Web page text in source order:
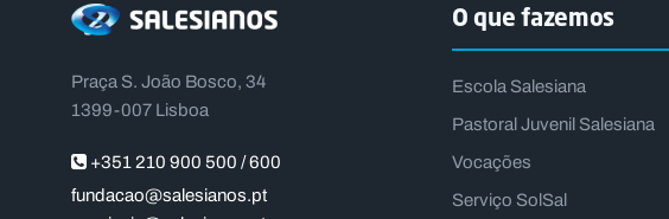
Praça S. João Bosco, 34
1399-007 Lisboa
+351 210 900 500 / 600
fundacao@salesianos.pt
O que fazemos
Escola Salesiana
Pastoral Juvenil Salesiana
Vocações
Serviço SolSal